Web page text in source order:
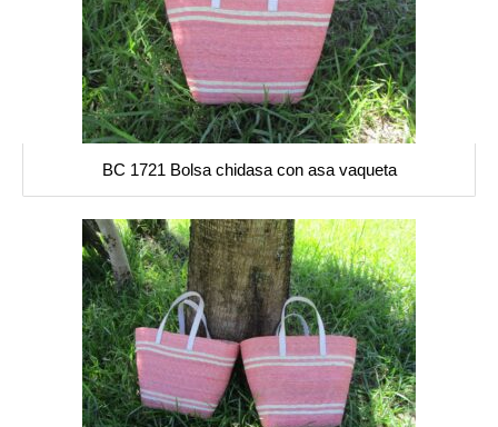
BC 1721 Bolsa chidasa con asa vaqueta